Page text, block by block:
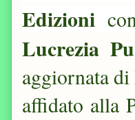
Edizioni
Lucrezia
aggiornata
affidato alla